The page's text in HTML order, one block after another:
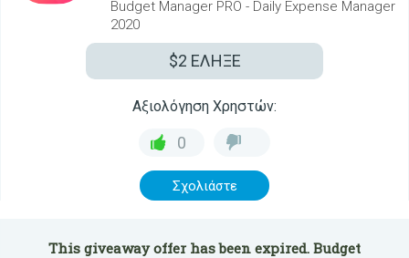
Budget Manager PRO - Daily Expense Manager
2020
$2 ΕΛΗΞΕ
Αξιολόγηση Χρηστών:
0
Σχολιάστε
This giveaway offer has been expired. Budget